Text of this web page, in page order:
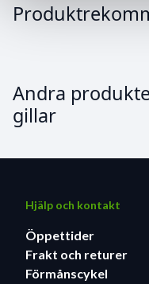
Andra
gillar
Hjälp och kontakt
Öppettider
Frakt och returer
Förmånscykel